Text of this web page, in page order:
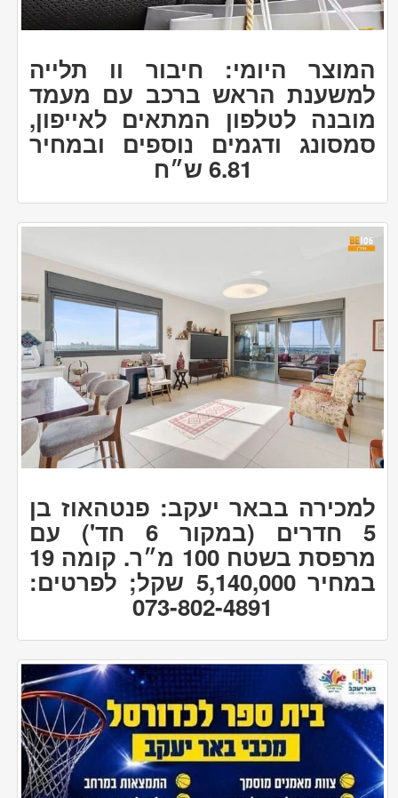
המוצר היומי: חיבור וו תלייה
למשענת הראש ברכב עם מעמד
מובנה לטלפון המתאים לאייפון,
סמסונג ודגמים נוספים ובמחיר
6.81 ש״ח
למכירה בבאר יעקב: פנטהאוז בן
5 חדרים (במקור 6 חד') עם
מרפסת בשטח 100 מ״ר. קומה 19
במחיר 5,140,000 שקל; לפרטים:
073-802-4891